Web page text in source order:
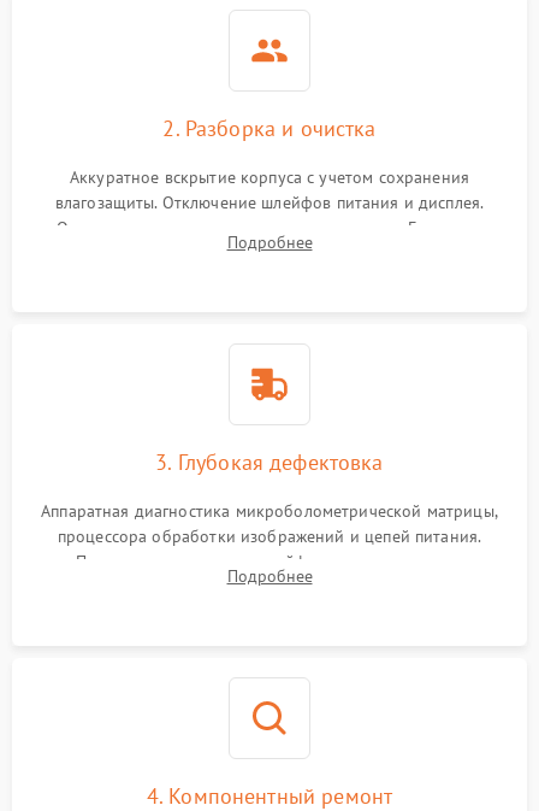
2. Разборка и очистка
Аккуратное вскрытие корпуса с учетом сохранения
влагозащиты. Отключение шлейфов питания и дисплея.
Очистка внутренних плат от окислов и пыли. Бережная
обработка германиевого объектива специализированными
Подробнее
3. Глубокая дефектовка
Аппаратная диагностика микроболометрической матрицы,
процессора обработки изображений и цепей питания.
Проверка целостности шлейфов, модуля памяти и
интерфейсов связи. Выявление сгоревших SMD-компонентов
Подробнее
4. Компонентный ремонт